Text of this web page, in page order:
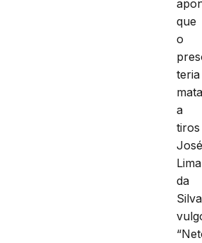
que
o
teria
a
tiros
Lima
da